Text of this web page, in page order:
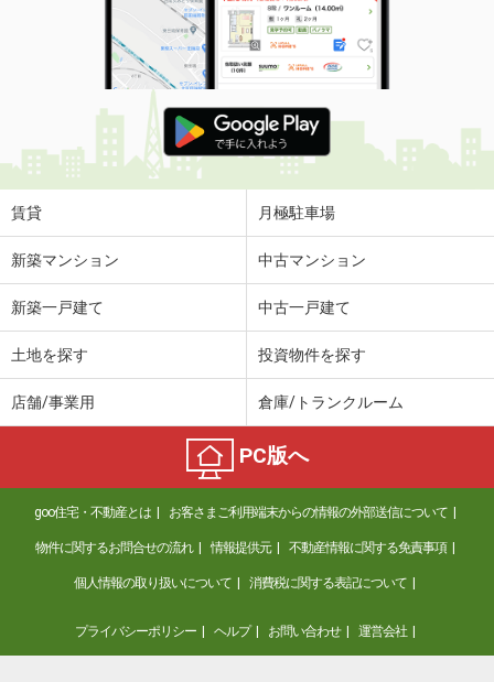
賃貸 月極駐車場
新築マンション 中古マンション
新築一戸建て 中古一戸建て
土地を探す 投資物件を探す
店舗/事業用 倉庫/トランクルーム
PC版へ
goo住宅・不動産とは お客さまご利用端末からの情報の外部送信について
物件に関するお問合せの流れ 情報提供元 不動産情報に関する免責事項
個人情報の取り扱いについて 消費税に関する表記について
プライバシーポリシー ヘルプ お問い合わせ 運営会社